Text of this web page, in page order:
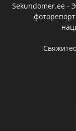
Sekundomer.ee -